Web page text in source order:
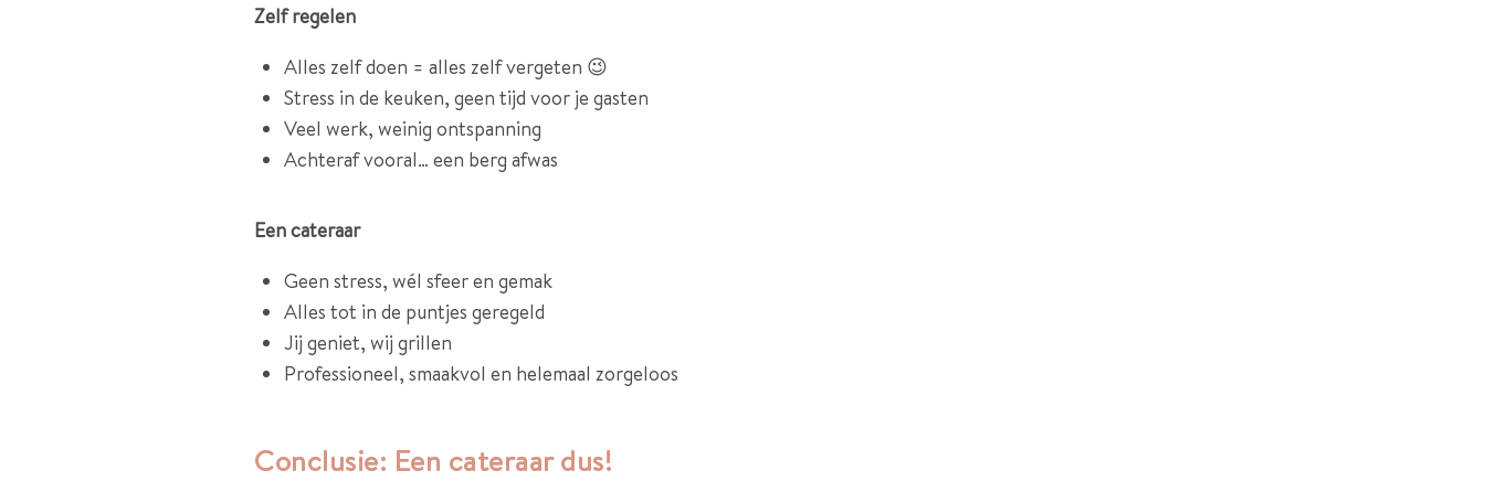
Zelf regelen
Alles zelf doen = alles zelf vergeten 😉
Stress in de keuken, geen tijd voor je gasten
Veel werk, weinig ontspanning
Achteraf vooral… een berg afwas
Een cateraar
Geen stress, wél sfeer en gemak
Alles tot in de puntjes geregeld
Jij geniet, wij grillen
Professioneel, smaakvol en helemaal zorgeloos
Conclusie: Een cateraar dus!